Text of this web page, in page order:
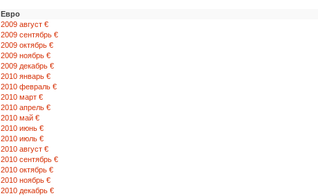
Евро
2009 август €
2009 сентябрь €
2009 октябрь €
2009 ноябрь €
2009 декабрь €
2010 январь €
2010 февраль €
2010 март €
2010 апрель €
2010 май €
2010 июнь €
2010 июль €
2010 август €
2010 сентябрь €
2010 октябрь €
2010 ноябрь €
2010 декабрь €